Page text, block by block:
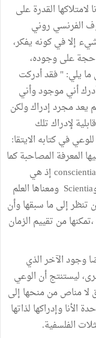
القدرة على
الفرنسي روني
إلا في كونه يفكر،
حجة على وجوده،
يلي: " فقد أدركت
أني موجود وأني
يعد مجرد إدراك ولكن
لإدراك تلك
في كتابه الايتقا:
المعرفة المصاحبة كما
ترشدنا على ذلك تركيبة الأصل اللاتيني لعبارة conscientia إذ هي
مؤلفة من كلمتين هما: Con ومعناها المصاحب وScientia ومعناها العلم
تنظر إلى ما سبقها وأن
من تقييم الزمان
وجود الآخر الذي
ليستنتج أن الوعي
لا مناص من منحها إلى
وإدراكها لذاتها
الفلسفية.